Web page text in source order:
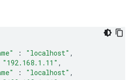
: "localhost" ,
"192.168.1.11" ,
: "localhost" ,